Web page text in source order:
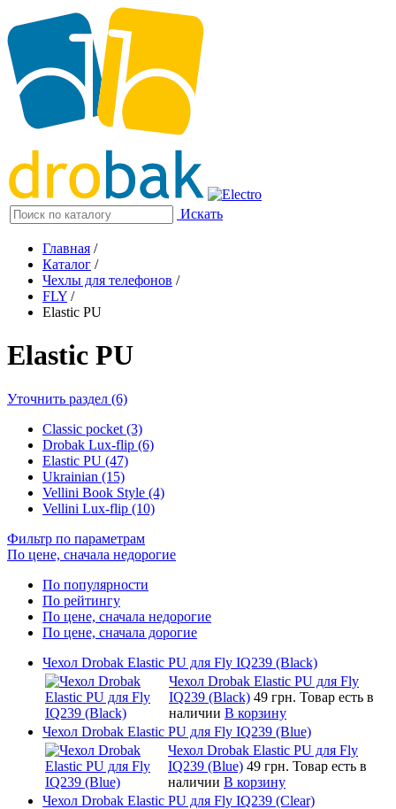
Искать
Главная /
Каталог /
Чехлы для телефонов /
FLY /
Elastic PU
Elastic PU
Уточнить раздел (6)
Classic pocket (3)
Drobak Lux-flip (6)
Elastic PU (47)
Ukrainian (15)
Vellini Book Style (4)
Vellini Lux-flip (10)
Фильтр по параметрам
По цене, сначала недорогие
По популярности
По рейтингу
По цене, сначала недорогие
По цене, сначала дорогие
Чехол Drobak Elastic PU для Fly IQ239 (Black)
Чехол Drobak Elastic PU для Fly
IQ239 (Black) 49 грн. Товар есть в
наличии В корзину
Чехол Drobak Elastic PU для Fly IQ239 (Blue)
Чехол Drobak Elastic PU для Fly
IQ239 (Blue) 49 грн. Товар есть в
наличии В корзину
Чехол Drobak Elastic PU для Fly IQ239 (Clear)